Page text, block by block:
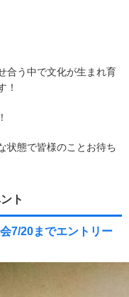
合う中で文化が生まれ育
！
状態で皆様のことお待ち
ト
7/20までエントリー